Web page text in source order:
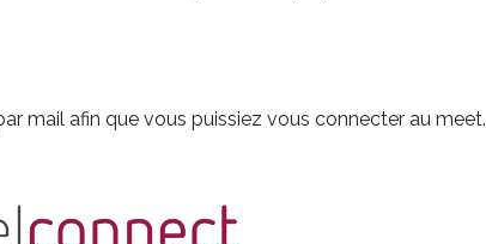
mail afin que vous puissiez vous connecter au meet.